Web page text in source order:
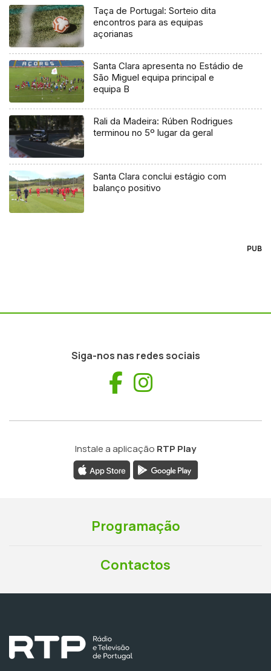
Taça de Portugal: Sorteio dita
encontros para as equipas
açorianas
Santa Clara apresenta no Estádio de
São Miguel equipa principal e
equipa B
Rali da Madeira: Rúben Rodrigues
terminou no 5º lugar da geral
Santa Clara conclui estágio com
balanço positivo
PUB
Siga-nos nas redes sociais
Facebook
Instale a aplicação RTP Play
Programação
Contactos